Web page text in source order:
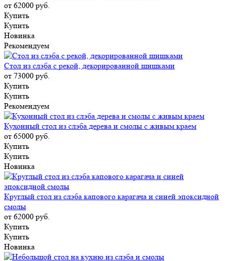
от 62000 руб.
Купить
Купить
Новинка
Рекомендуем
Стол из слэба с рекой, декорированной шишками
от 73000 руб.
Купить
Купить
Рекомендуем
Кухонный стол из слэба дерева и смолы с живым краем
от 65000 руб.
Купить
Купить
Новинка
Круглый стол из слэба капового карагача и синей эпоксидной
смолы
от 62000 руб.
Купить
Купить
Новинка